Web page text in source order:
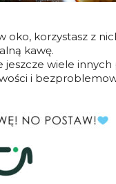
korzystasz z
kawę.
jeszcze wiele
i